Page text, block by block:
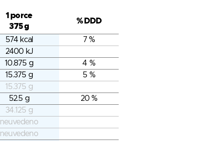
1 porce
375 g
% DDD
574 kcal
7 %
2400 kJ
10.875 g
4 %
15.375 g
5 %
15.375 g
52.5 g
20 %
34.125 g
neuvedeno
neuvedeno